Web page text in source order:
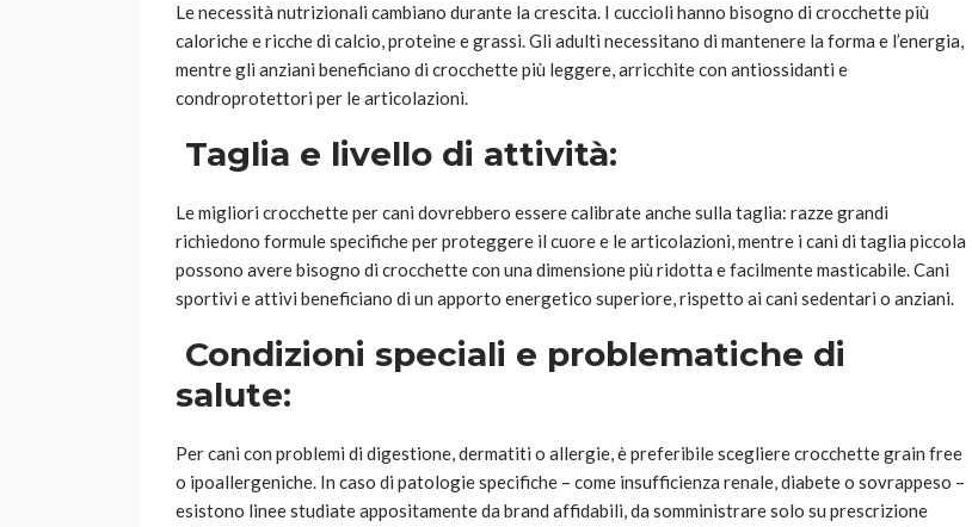
Le necessità nutrizionali cambiano durante la crescita. I cuccioli hanno bisogno di crocchette più
caloriche e ricche di calcio, proteine e grassi. Gli adulti necessitano di mantenere la forma e l’energia,
mentre gli anziani beneficiano di crocchette più leggere, arricchite con antiossidanti e
condroprotettori per le articolazioni.
Taglia e livello di attività:
Le migliori crocchette per cani dovrebbero essere calibrate anche sulla taglia: razze grandi
richiedono formule specifiche per proteggere il cuore e le articolazioni, mentre i cani di taglia piccola
possono avere bisogno di crocchette con una dimensione più ridotta e facilmente masticabile. Cani
sportivi e attivi beneficiano di un apporto energetico superiore, rispetto ai cani sedentari o anziani.
Condizioni speciali e problematiche di
salute:
Per cani con problemi di digestione, dermatiti o allergie, è preferibile scegliere crocchette grain free
o ipoallergeniche. In caso di patologie specifiche – come insufficienza renale, diabete o sovrappeso –
esistono linee studiate appositamente da brand affidabili, da somministrare solo su prescrizione